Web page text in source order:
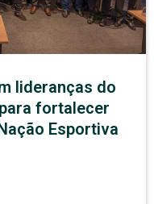
lideranças do
para fortalecer
Esportiva